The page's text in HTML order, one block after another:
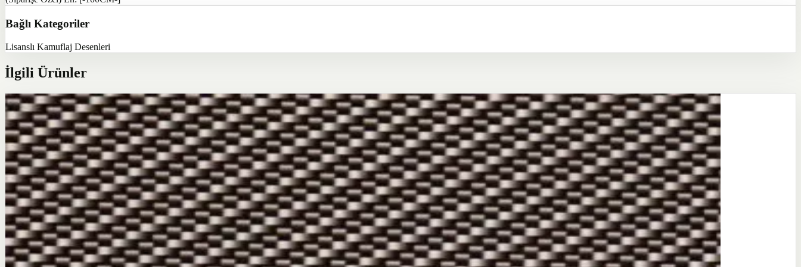
Bağlı Kategoriler
Lisanslı Kamuflaj Desenleri
İlgili Ürünler